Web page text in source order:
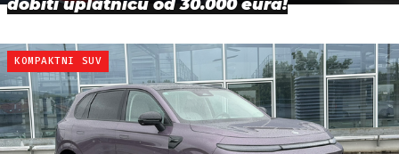
dobiti uplatnicu od 30.000 eura!
KOMPAKTNI SUV